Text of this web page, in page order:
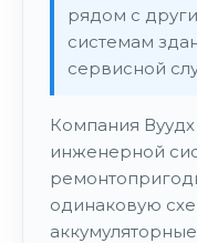
рядом с
системам
сервисной
Компания
инженерной
одинаковую